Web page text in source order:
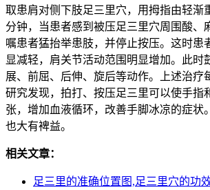
取患肩对侧下肢足三里穴，用拇指由轻渐
分钟，当患者感到被压足三里穴周围酸、
嘱患者猛抬举患肢，并停止按压。这时患
显减轻，肩关节活动范围明显增加。此时
展、前屈、后伸、旋后等动作。上述治疗
研究发现，拍打、按压足三里可以使手指
张，增加血液循环，改善手脚冰凉的症状
也大有裨益。
相关文章：
足三里的准确位置图,足三里穴的功